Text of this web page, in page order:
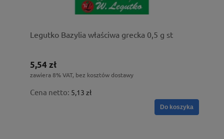
Legutko Bazylia właściwa grecka 0,5 g st
5,54 zł
zawiera 8% VAT, bez kosztów dostawy
Cena netto: 5,13 zł
Do koszyka